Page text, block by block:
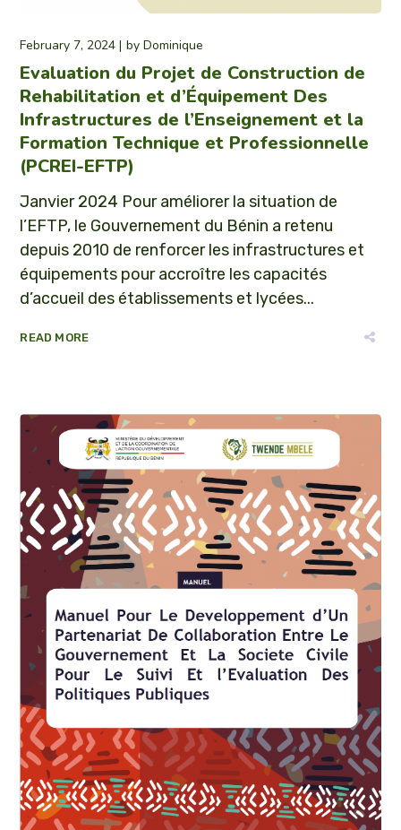
February 7, 2024 byDominique
Evaluation du Projet de Construction de
Rehabilitation et d’Équipement Des
Infrastructures de l’Enseignement et la
Formation Technique et Professionnelle
(PCREI-EFTP)
Janvier 2024 Pour améliorer la situation de
l’EFTP, le Gouvernement du Bénin a retenu
depuis 2010 de renforcer les infrastructures et
équipements pour accroître les capacités
d’accueil des établissements et lycées...
READ MORE